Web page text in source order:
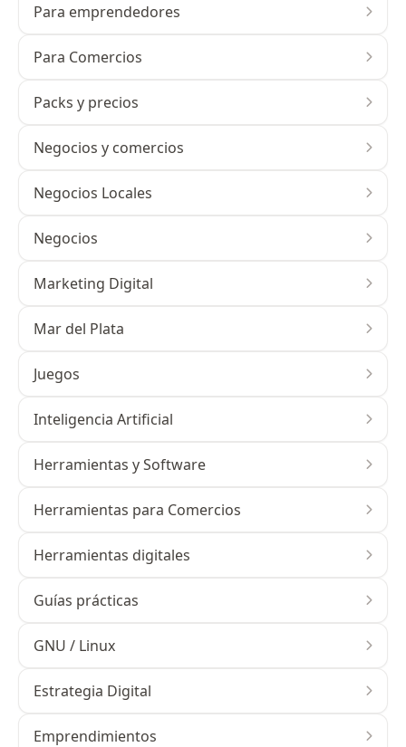
Para emprendedores
Para Comercios
Packs y precios
Negocios y comercios
Negocios Locales
Negocios
Marketing Digital
Mar del Plata
Juegos
Inteligencia Artificial
Herramientas y Software
Herramientas para Comercios
Herramientas digitales
Guías prácticas
GNU / Linux
Estrategia Digital
Emprendimientos